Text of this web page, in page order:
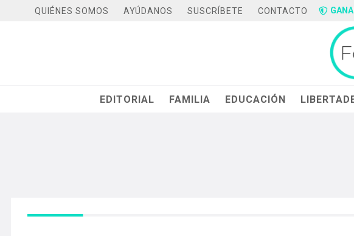
QUIÉNES SOMOS AYÚDANOS SUSCRÍBETE CONTACTO
EDITORIAL FAMILIA EDUCACIÓN